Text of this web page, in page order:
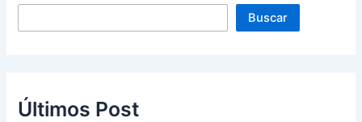
Buscar
Últimos Post